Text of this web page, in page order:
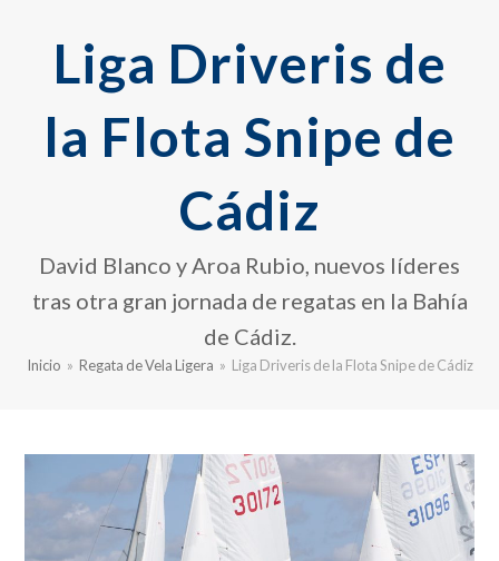
Liga Driveris de
la Flota Snipe de
Cádiz
David Blanco y Aroa Rubio, nuevos líderes
tras otra gran jornada de regatas en la Bahía
de Cádiz.
Inicio » Regata de Vela Ligera » Liga Driveris de la Flota Snipe de Cádiz